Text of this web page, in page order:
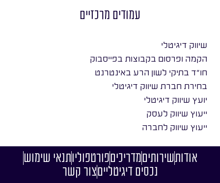
עמודים מרכזיים
שיווק דיגיטלי
הקמה ופרסום בקבוצות בפייסבוק
חו״ד בתיקי לשון הרע באינטרנט
בחירת חברת שיווק דיגיטלי
יועץ שיווק דיגיטלי
ייעוץ שיווק לעסק
ייעוץ שיווק לחברה
אודותשירותיםמדריכיםפורטפוליותנאי שימוש
נכסים דיגיטלייםצור קשר